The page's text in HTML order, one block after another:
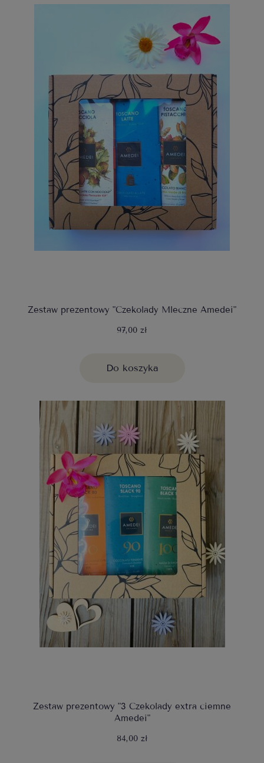
Zestaw prezentowy "Czekolady Mleczne Amedei"
97,00 zł
Do koszyka
Zestaw prezentowy "3 Czekolady extra ciemne
Amedei"
84,00 zł